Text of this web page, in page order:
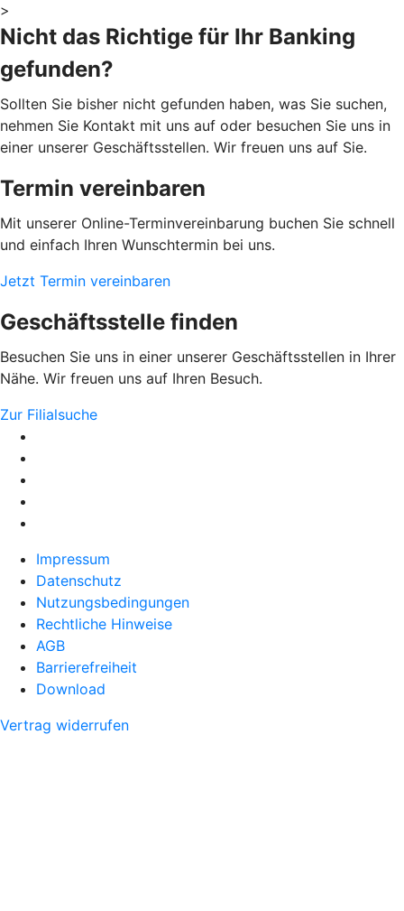
>
Nicht das Richtige für Ihr Banking
gefunden?
Sollten Sie bisher nicht gefunden haben, was Sie suchen,
nehmen Sie Kontakt mit uns auf oder besuchen Sie uns in
einer unserer Geschäftsstellen. Wir freuen uns auf Sie.
Termin vereinbaren
Mit unserer Online-Terminvereinbarung buchen Sie schnell
und einfach Ihren Wunschtermin bei uns.
Jetzt Termin vereinbaren
Geschäftsstelle finden
Besuchen Sie uns in einer unserer Geschäftsstellen in Ihrer
Nähe. Wir freuen uns auf Ihren Besuch.
Zur Filialsuche
Impressum
Datenschutz
Nutzungsbedingungen
Rechtliche Hinweise
AGB
Barrierefreiheit
Download
Vertrag widerrufen